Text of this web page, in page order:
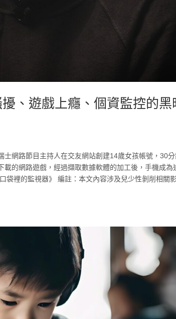
、遊戲上癮、個資監控的黑
網路節目主持人在交友網站創建14歲女孩帳號，30
的網路遊戲，經過擷取數據軟體的加工後，手機成為
袋裡的監視器》 編註：本文內容涉及兒少性剝削相關